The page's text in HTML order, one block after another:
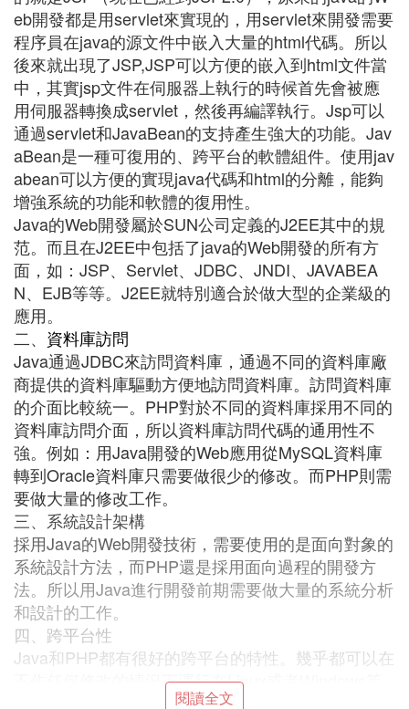
eb開發都是用servlet來實現的，用servlet來開發需要
程序員在java的源文件中嵌入大量的html代碼。所以
後來就出現了JSP,JSP可以方便的嵌入到html文件當
中，其實jsp文件在伺服器上執行的時候首先會被應
用伺服器轉換成servlet，然後再編譯執行。Jsp可以
通過servlet和JavaBean的支持產生強大的功能。Jav
aBean是一種可復用的、跨平台的軟體組件。使用jav
abean可以方便的實現java代碼和html的分離，能夠
增強系統的功能和軟體的復用性。
Java的Web開發屬於SUN公司定義的J2EE其中的規
范。而且在J2EE中包括了java的Web開發的所有方
面，如：JSP、Servlet、JDBC、JNDI、JAVABEA
N、EJB等等。J2EE就特別適合於做大型的企業級的
應用。
二、 資料庫訪問
Java通過JDBC來訪問資料庫，通過不同的資料庫廠
商提供的資料庫驅動方便地訪問資料庫。訪問資料庫
的介面比較統一。PHP對於不同的資料庫採用不同的
資料庫訪問介面，所以資料庫訪問代碼的通用性不
強。例如：用Java開發的Web應用從MySQL資料庫
轉到Oracle資料庫只需要做很少的修改。而PHP則需
要做大量的修改工作。
三、系統設計架構
採用Java的Web開發技術，需要使用的是面向對象的
系統設計方法，而PHP還是採用面向過程的開發方
法。所以用Java進行開發前期需要做大量的系統分析
和設計的工作。
四、跨平台性
Java和PHP都有很好的跨平台的特性。幾乎都可以在
不作任何修改的情況下運行在Linux或者Windows等
閱讀全文